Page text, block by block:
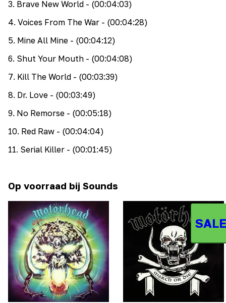
3. Brave New World - (00:04:03)
4. Voices From The War - (00:04:28)
5. Mine All Mine - (00:04:12)
6. Shut Your Mouth - (00:04:08)
7. Kill The World - (00:03:39)
8. Dr. Love - (00:03:49)
9. No Remorse - (00:05:18)
10. Red Raw - (00:04:04)
11. Serial Killer - (00:01:45)
Op voorraad bij Sounds